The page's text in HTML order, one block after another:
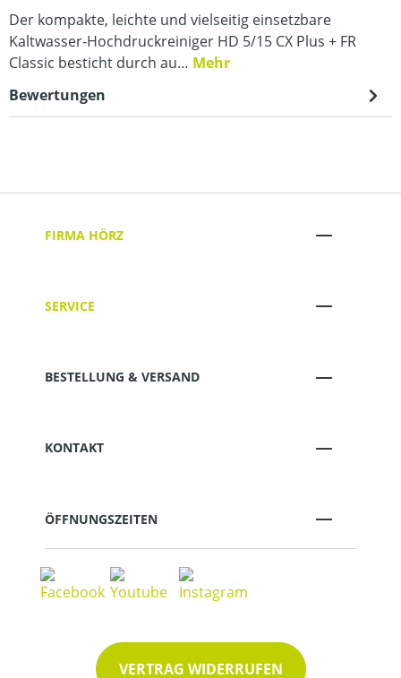
Der kompakte, leichte und vielseitig einsetzbare
Kaltwasser-Hochdruckreiniger HD 5/15 CX Plus + FR
Classic besticht durch au… Mehr
Bewertungen
FIRMA HÖRZ
SERVICE
BESTELLUNG & VERSAND
KONTAKT
ÖFFNUNGSZEITEN
VERTRAG WIDERRUFEN